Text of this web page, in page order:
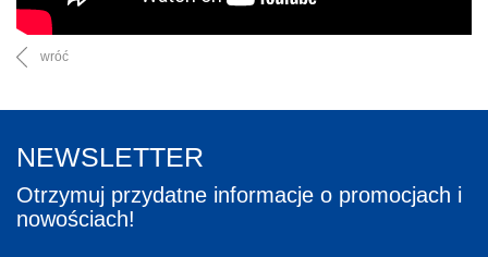
wróć
NEWSLETTER
Otrzymuj przydatne informacje o promocjach i
nowościach!